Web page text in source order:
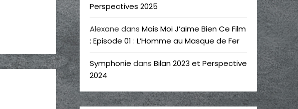
Perspectives 2025
Alexane dans Mais Moi J’aime Bien Ce Film
: Episode 01 : L’Homme au Masque de Fer
Symphonie dans Bilan 2023 et Perspective
2024